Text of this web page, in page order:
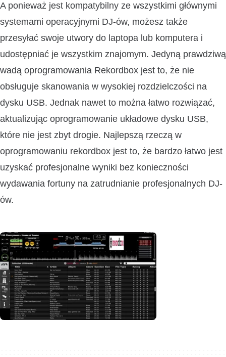
A ponieważ jest kompatybilny ze wszystkimi głównymi
systemami operacyjnymi DJ-ów, możesz także
przesyłać swoje utwory do laptopa lub komputera i
udostępniać je wszystkim znajomym. Jedyną prawdziwą
wadą oprogramowania Rekordbox jest to, że nie
obsługuje skanowania w wysokiej rozdzielczości na
dysku USB. Jednak nawet to można łatwo rozwiązać,
aktualizując oprogramowanie układowe dysku USB,
które nie jest zbyt drogie. Najlepszą rzeczą w
oprogramowaniu rekordbox jest to, że bardzo łatwo jest
uzyskać profesjonalne wyniki bez konieczności
wydawania fortuny na zatrudnianie profesjonalnych DJ-
ów.